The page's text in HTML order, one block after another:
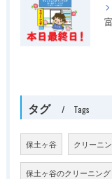
タグ Tags
保土ヶ谷 クリーニ
保土ヶ谷のクリーニン